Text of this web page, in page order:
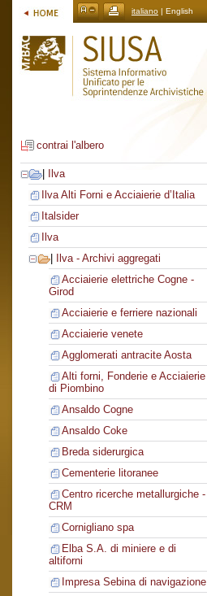
italiano | English
contrai l'albero
Ilva
Ilva Alti Forni e Acciaierie d’Italia
Italsider
Ilva
Ilva - Archivi aggregati
Acciaierie elettriche Cogne -
Girod
Acciaierie e ferriere nazionali
Acciaierie venete
Agglomerati antracite Aosta
Alti forni, Fonderie e Acciaierie
di Piombino
Ansaldo Cogne
Ansaldo Coke
Breda siderurgica
Cementerie litoranee
Centro ricerche metallurgiche -
CRM
Cornigliano spa
Elba S.A. di miniere e di
altiforni
Impresa Sebina di navigazione